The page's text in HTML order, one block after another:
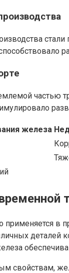
частью
железа
применяется в
деталей
свойствам,